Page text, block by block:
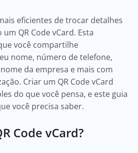
eficientes de trocar detalhes
QR Code vCard. Esta
você compartilhe
nome, número de telefone,
da empresa e mais com
Criar um QR Code vCard
do que você pensa, e este guia
você precisa saber.
Code vCard?